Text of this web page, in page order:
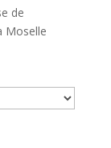
de
Moselle